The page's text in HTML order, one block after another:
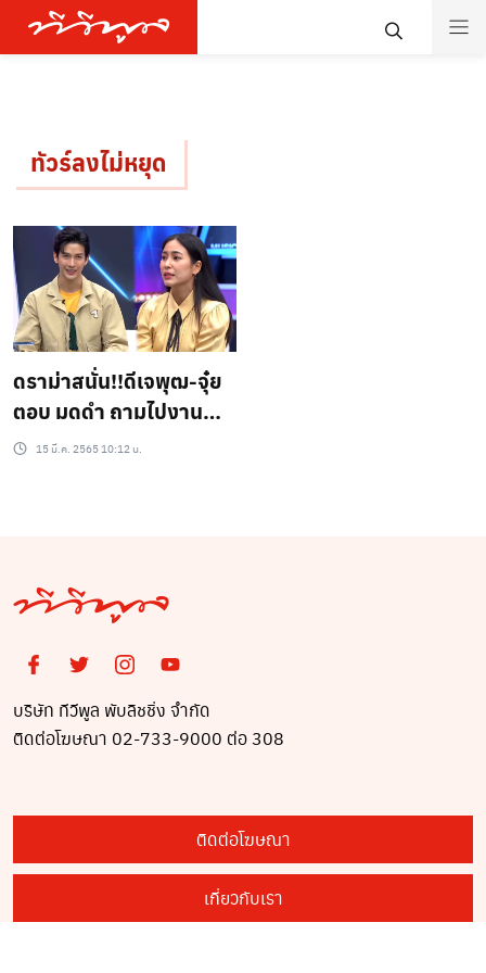
ทัวร์ลงไม่หยุด
ดราม่าสนั่น!!ดีเจพุฒ-จุ๋ย
ตอบ มดดำ ถามไปงาน
แตงโมไหม ? ทำเอาถึงกับ
15 มี.ค. 2565 10:12 น.
บริษัท ทีวีพูล พับลิชชิ่ง จำกัด
ติดต่อโฆษณา 02-733-9000 ต่อ 308
ติดต่อโฆษณา
เกี่ยวกับเรา